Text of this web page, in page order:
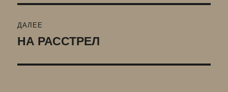
ДАЛЕЕ
Следующая
НА РАССТРЕЛ